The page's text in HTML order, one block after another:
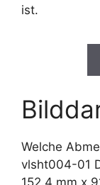
ist.
Welche
vlsht004-01
152.4 mm x